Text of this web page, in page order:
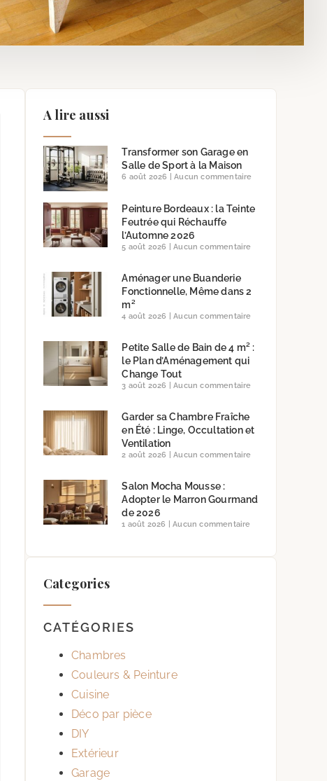
A lire aussi
Transformer son Garage en
Salle de Sport à la Maison
6 août 2026 Aucun commentaire
Peinture Bordeaux : la Teinte
Feutrée qui Réchauffe
l’Automne 2026
5 août 2026 Aucun commentaire
Aménager une Buanderie
Fonctionnelle, Même dans 2
m²
4 août 2026 Aucun commentaire
Petite Salle de Bain de 4 m² :
le Plan d’Aménagement qui
Change Tout
3 août 2026 Aucun commentaire
Garder sa Chambre Fraîche
en Été : Linge, Occultation et
Ventilation
2 août 2026 Aucun commentaire
Salon Mocha Mousse :
Adopter le Marron Gourmand
de 2026
1 août 2026 Aucun commentaire
Categories
CATÉGORIES
Chambres
Couleurs & Peinture
Cuisine
Déco par pièce
DIY
Extérieur
Garage